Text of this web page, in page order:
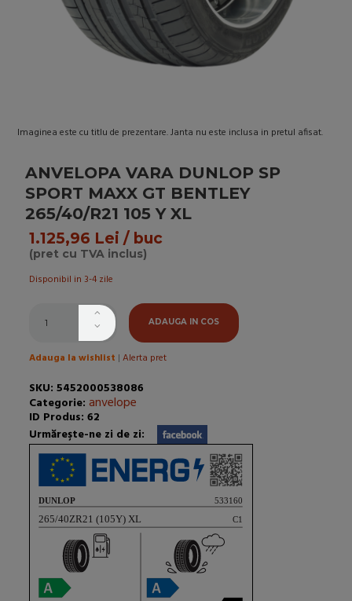
Imaginea este cu titlu de prezentare. Janta nu este inclusa in pretul afisat.
ANVELOPA VARA DUNLOP SP
SPORT MAXX GT BENTLEY
265/40/R21 105 Y XL
1.125,96 Lei / buc
(pret cu TVA inclus)
Disponibil in 3-4 zile
ADAUGA IN COS
Adauga la wishlist | Alerta pret
SKU: 5452000538086
Categorie: anvelope
ID Produs: 62
Urmăreşte-ne zi de zi: